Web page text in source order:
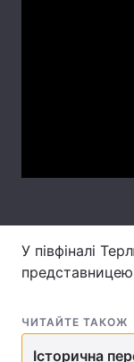
У півфіналі
ЧИТАЙТЕ ТАКОЖ
Історична